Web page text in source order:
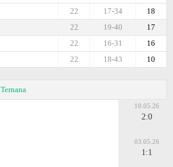
18
17-34
22
17
19-40
22
16
16-31
22
10
18-43
22
Ternana
10.05.26
2:0
03.05.26
1:1